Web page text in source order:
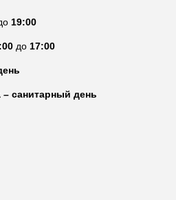
19:00
до 17:00
– санитарный день